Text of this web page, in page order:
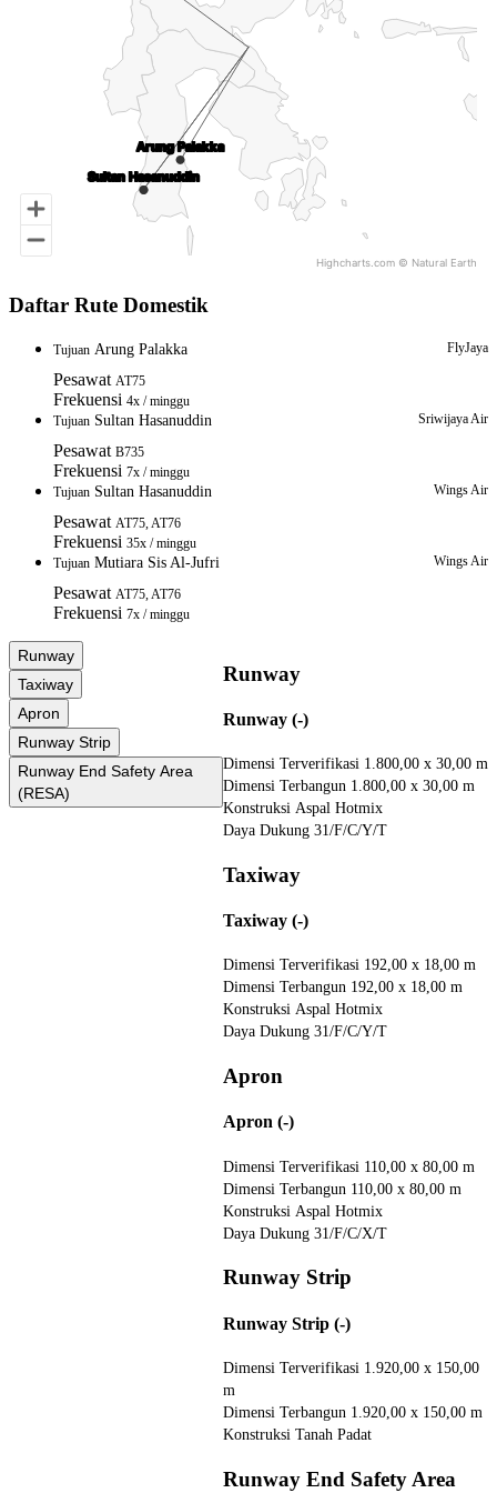
Arung Palakka
Arung Palakka
Sultan Hasanuddin
Sultan Hasanuddin
Highcharts.com © Natural Earth
Daftar Rute Domestik
Tujuan Arung Palakka FlyJaya
Pesawat AT75
Frekuensi 4x / minggu
Tujuan Sultan Hasanuddin Sriwijaya Air
Pesawat B735
Frekuensi 7x / minggu
Tujuan Sultan Hasanuddin Wings Air
Pesawat AT75, AT76
Frekuensi 35x / minggu
Tujuan Mutiara Sis Al-Jufri Wings Air
Pesawat AT75, AT76
Frekuensi 7x / minggu
Runway
Taxiway
Apron
Runway Strip
Runway End Safety Area
(RESA)
Runway
Runway (-)
Dimensi Terverifikasi 1.800,00 x 30,00 m
Dimensi Terbangun 1.800,00 x 30,00 m
Konstruksi Aspal Hotmix
Daya Dukung 31/F/C/Y/T
Taxiway
Taxiway (-)
Dimensi Terverifikasi 192,00 x 18,00 m
Dimensi Terbangun 192,00 x 18,00 m
Konstruksi Aspal Hotmix
Daya Dukung 31/F/C/Y/T
Apron
Apron (-)
Dimensi Terverifikasi 110,00 x 80,00 m
Dimensi Terbangun 110,00 x 80,00 m
Konstruksi Aspal Hotmix
Daya Dukung 31/F/C/X/T
Runway Strip
Runway Strip (-)
Dimensi Terverifikasi 1.920,00 x 150,00
m
Dimensi Terbangun 1.920,00 x 150,00 m
Konstruksi Tanah Padat
Runway End Safety Area